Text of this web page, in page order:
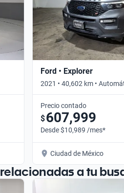
Ford • Explorer
2021 • 40,602 km •
Precio contado
$607,999
Desde $10,989 /mes*
Ciudad de México
a tu